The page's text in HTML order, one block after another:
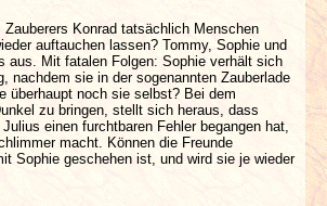
Zauberers Konrad tatsächlich Menschen
auftauchen lassen? Tommy, Sophie und
aus. Mit fatalen Folgen: Sophie verhält sich
nachdem sie in der sogenannten Zauberlade
überhaupt noch sie selbst? Bei dem
zu bringen, stellt sich heraus, dass
einen furchtbaren Fehler begangen hat,
macht. Können die Freunde
Sophie geschehen ist, und wird sie je wieder